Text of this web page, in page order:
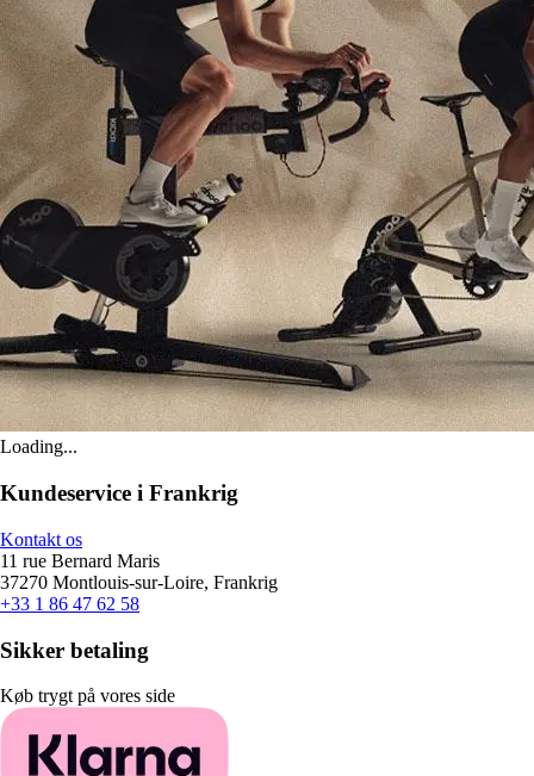
Loading...
Kundeservice i Frankrig
Kontakt os
11 rue Bernard Maris
37270 Montlouis-sur-Loire, Frankrig
+33 1 86 47 62 58
Sikker betaling
Køb trygt på vores side